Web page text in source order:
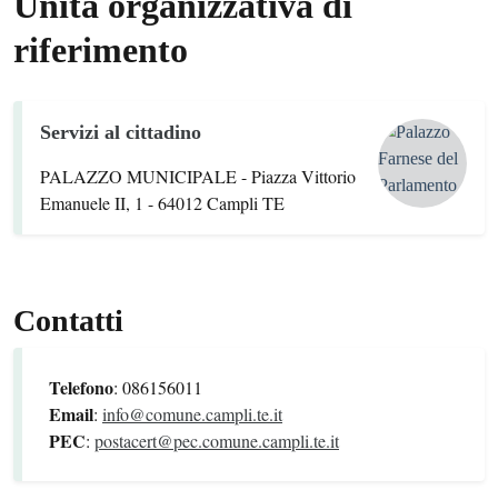
riferimento
Servizi al cittadino
PALAZZO MUNICIPALE - Piazza Vittorio
Emanuele II, 1 - 64012 Campli TE
Contatti
Telefono: 086156011
Email: info@comune.campli.te.it
PEC: postacert@pec.comune.campli.te.it